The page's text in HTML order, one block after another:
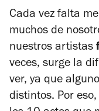
Cada vez falta
muchos de
nuestros artistas
veces, surge la
ver, ya que
distintos. Por